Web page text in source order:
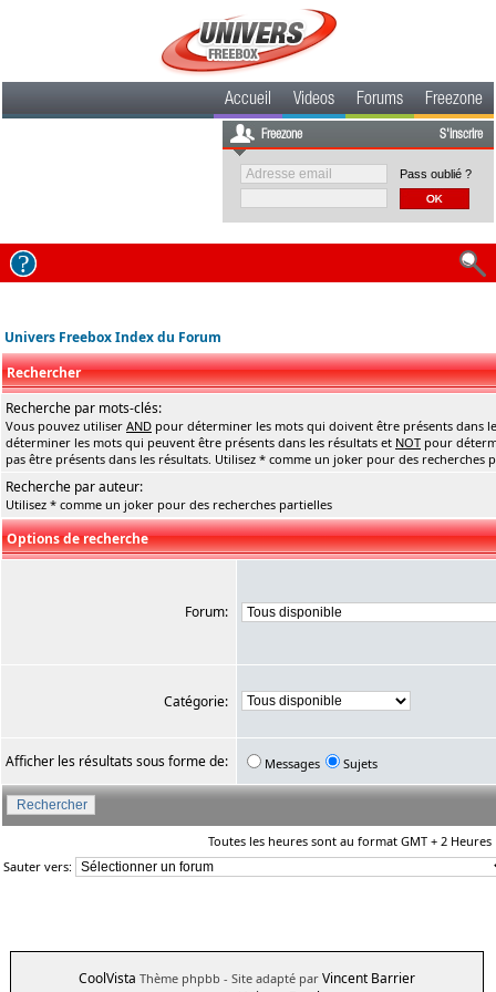
Accueil Videos Forums Freezone
Freezone S'inscrire
Pass oublié ?
Univers Freebox Index du Forum
Rechercher
Recherche par mots-clés:
Vous pouvez utiliser AND pour déterminer les mots qui doivent être présents dans
déterminer les mots qui peuvent être présents dans les résultats et NOT pour
pas être présents dans les résultats. Utilisez * comme un joker pour des recherches
Recherche par auteur:
Utilisez * comme un joker pour des recherches partielles
Options de recherche
Forum:
Catégorie:
Afficher les résultats sous forme de: Messages Sujets
Toutes les heures sont au format GMT + 2 Heures
Sauter vers:
CoolVista Thème phpbb - Site adapté par Vincent Barrier